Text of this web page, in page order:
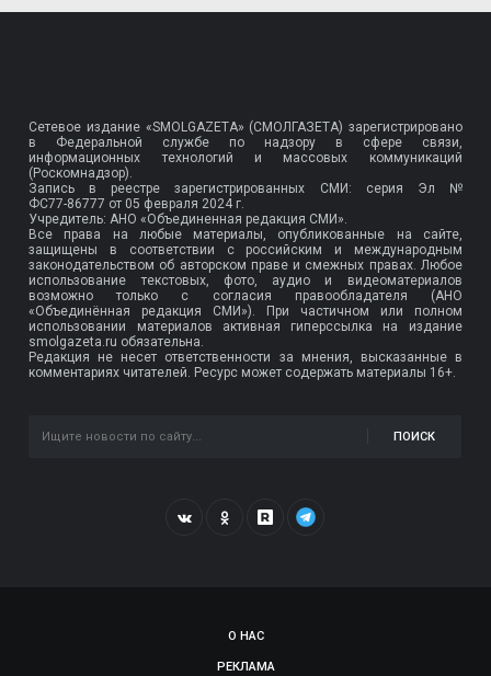
Сетевое издание «SMOLGAZETA» (СМОЛГАЗЕТА) зарегистрировано
в Федеральной службе по надзору в сфере связи,
информационных технологий и массовых коммуникаций
(Роскомнадзор).
Запись в реестре зарегистрированных СМИ: серия Эл №
ФС77-86777 от 05 февраля 2024 г.
Учредитель: АНО «Объединенная редакция СМИ».
Все права на любые материалы, опубликованные на сайте,
защищены в соответствии с российским и международным
законодательством об авторском праве и смежных правах. Любое
использование текстовых, фото, аудио и видеоматериалов
возможно только с согласия правообладателя (АНО
«Объединённая редакция СМИ»). При частичном или полном
использовании материалов активная гиперссылка на издание
smolgazeta.ru обязательна.
Редакция не несет ответственности за мнения, высказанные в
комментариях читателей. Ресурс может содержать материалы 16+.
ПОИСК
О НАС
РЕКЛАМА